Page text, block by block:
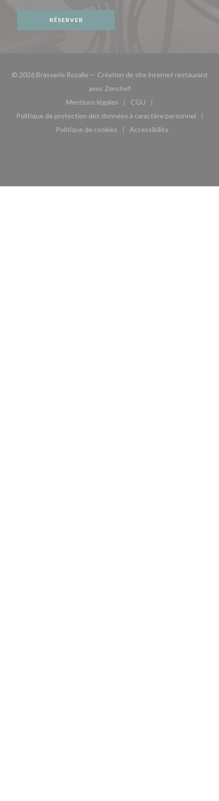
RÉSERVER
© 2026 Brasserie Rosalie — Création de site internet restaurant
avec Zenchef((ouvre une nouvelle
Mentions légales
((ouvre une nouvelle fenêtre))
CGU
((ouvre une nouvelle
Politique de protection des données à caractère personnel
((ouvre une nouvelle fenêtre))
Politique de cookies
((ouvre une nouvelle fenêtre))
Accessibilite